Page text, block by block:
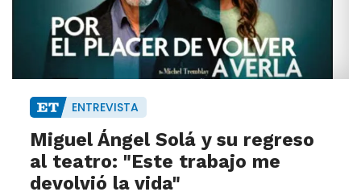
ENTREVISTA
Miguel Ángel Solá y su regreso
al teatro: "Este trabajo me
devolvió la vida"